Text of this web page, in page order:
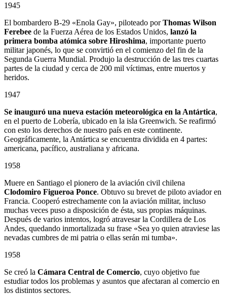
1945
El bombardero B-29 «Enola Gay», piloteado porThomas Wilson
Ferebee de la Fuerza Aérea de los Estados Unidos, lanzó la
primera bomba atómica sobre Hiroshima, importante puerto
militar japonés, lo que se convirtió en el comienzo del fin de la
Segunda Guerra Mundial. Produjo la destrucción de las tres cuartas
partes de la ciudad y cerca de 200 mil víctimas, entre muertos y
heridos.
1947
Se inauguró una nueva estación meteorológica en la Antártica,
en el puerto de Lobería, ubicado en la isla Greenwich. Se reafirmó
con esto los derechos de nuestro país en este continente.
Geográficamente, la Antártica se encuentra dividida en 4 partes:
americana, pacífico, australiana y africana.
1958
Muere en Santiago el pionero de la aviación civil chilena
Clodomiro Figueroa Ponce. Obtuvo su brevet de piloto aviador en
Francia. Cooperó estrechamente con la aviación militar, incluso
muchas veces puso a disposición de ésta, sus propias máquinas.
Después de varios intentos, logró atravesar la Cordillera de Los
Andes, quedando inmortalizada su frase «Sea yo quien atraviese las
nevadas cumbres de mi patria o ellas serán mi tumba».
1958
Se creó la Cámara Central de Comercio, cuyo objetivo fue
estudiar todos los problemas y asuntos que afectaran al comercio en
los distintos sectores.